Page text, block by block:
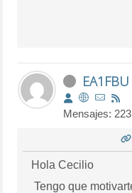
EA1FBU
Mensajes: 223
Hola Cecilio
Tengo que